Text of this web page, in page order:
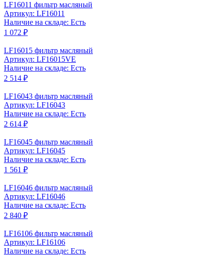
LF16011 фильтр масляный
Артикул: LF16011
Наличие на складе: Есть
1 072 ₽
LF16015 фильтр масляный
Артикул: LF16015VE
Наличие на складе: Есть
2 514 ₽
LF16043 фильтр масляный
Артикул: LF16043
Наличие на складе: Есть
2 614 ₽
LF16045 фильтр масляный
Артикул: LF16045
Наличие на складе: Есть
1 561 ₽
LF16046 фильтр масляный
Артикул: LF16046
Наличие на складе: Есть
2 840 ₽
LF16106 фильтр масляный
Артикул: LF16106
Наличие на складе: Есть